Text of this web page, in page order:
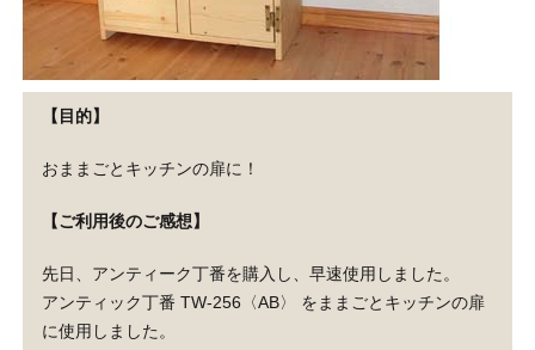
【目的】
おままごとキッチンの扉に！
【ご利用後のご感想】
先日、アンティーク丁番を購入し、早速使用しました。
アンティック丁番 TW-256〈AB〉 をままごとキッチンの扉
に使用しました。